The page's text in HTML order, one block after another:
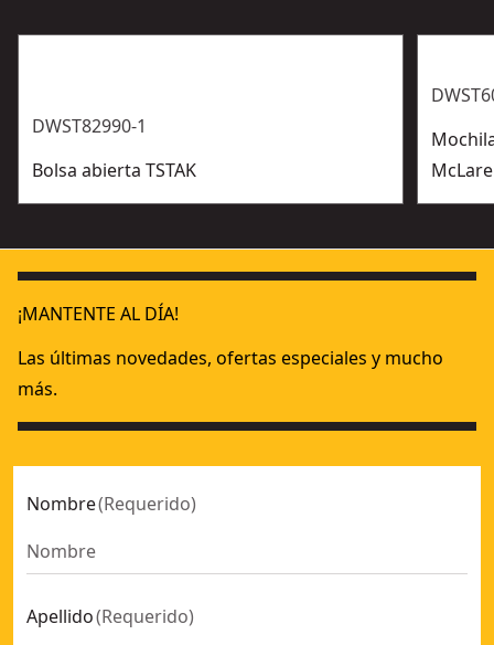
DWST82990-1
Bolsa abierta TSTAK
¡MANTENTE AL DÍA!
Las últimas novedades, ofertas especiales y mucho
más.
Nombre(Requerido)
Apellido(Requerido)